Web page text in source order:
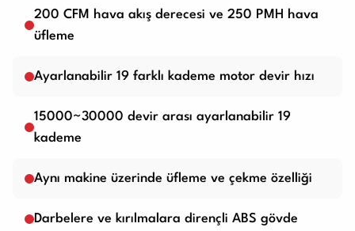
200 CFM hava akış derecesi ve 250 PMH hava
üfleme
Ayarlanabilir 19 farklı kademe motor devir hızı
15000~30000 devir arası ayarlanabilir 19
kademe
Aynı makine üzerinde üfleme ve çekme özelliği
Darbelere ve kırılmalara dirençli ABS gövde